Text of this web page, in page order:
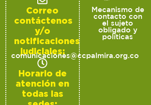
Correo
contáctenos
y/o
notificaciones
judiciales:
comunicaciones@ccpalmira.org.co
Horario de
atención en
todas las
Mecanismo de
contacto con
el sujeto
obligado y
políticas